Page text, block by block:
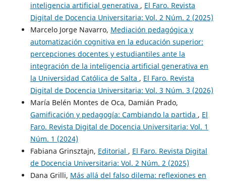
inteligencia artificial generativa , El Faro. Revista
Digital de Docencia Universitaria: Vol. 2 Núm. 2 (2025)
Marcelo Jorge Navarro, Mediación pedagógica y
automatización cognitiva en la educación superior:
percepciones docentes y estudiantiles ante la
integración de la inteligencia artificial generativa en
la Universidad Católica de Salta , El Faro. Revista
Digital de Docencia Universitaria: Vol. 3 Núm. 3 (2026)
María Belén Montes de Oca, Damián Prado,
Gamificación y pedagogía: Cambiando la partida , El
Faro. Revista Digital de Docencia Universitaria: Vol. 1
Núm. 1 (2024)
Fabiana Grinsztajn, Editorial , El Faro. Revista Digital
de Docencia Universitaria: Vol. 2 Núm. 2 (2025)
Dana Grilli, Más allá del falso dilema: reflexiones en